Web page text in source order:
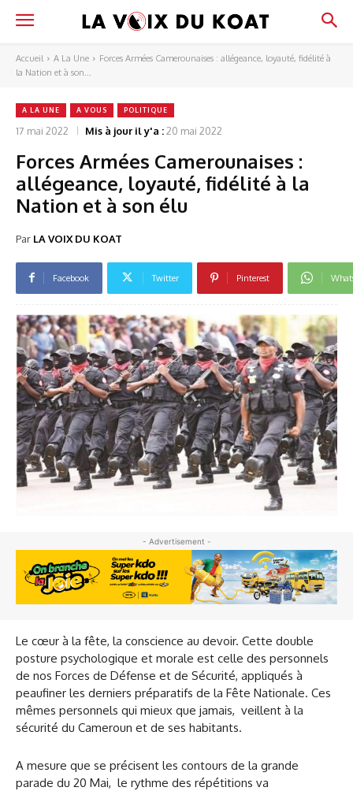
Accueil A La Une
Forces Armées Camerounaises : allégeance, loyauté, fidélité à
la Nation et à son...
A LA UNE A VOUS POLITIQUE
17 mai 2022 Mis à jour il y'a :20 mai 2022
Forces Armées Camerounaises :
allégeance, loyauté, fidélité à la
Nation et à son élu
Par LA VOIX DU KOAT
Facebook Twitter Pinterest
- Advertisement -
Le cœur à la fête, la conscience au devoir. Cette double
posture psychologique et morale est celle des personnels
de nos Forces de Défense et de Sécurité, appliqués à
peaufiner les derniers préparatifs de la Fête Nationale. Ces
mêmes personnels qui mieux que jamais, veillent à la
sécurité du Cameroun et de ses habitants.
A mesure que se précisent les contours de la grande
parade du 20 Mai, le rythme des répétitions va